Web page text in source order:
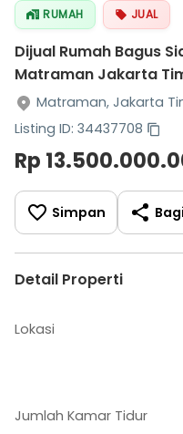
RUMAH JUAL
Dijual Rumah Bagus
Matraman Jakarta
Matraman, Jakarta
Listing ID: 34437708
Rp
Simpan
Detail Properti
Lokasi
Jumlah Kamar Tidur